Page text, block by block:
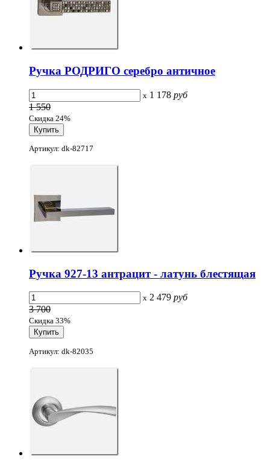
Ручка РОДРИГО серебро античное
x 1 178 руб
1 550
Скидка 24%
Артикул: dk-82717
Ручка 927-13 антрацит - латунь блестящая
x 2 479 руб
3 700
Скидка 33%
Артикул: dk-82035